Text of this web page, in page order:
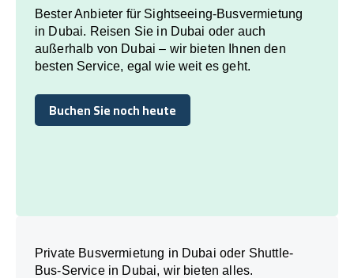
Bester Anbieter für Sightseeing-Busvermietung
in Dubai. Reisen Sie in Dubai oder auch
außerhalb von Dubai – wir bieten Ihnen den
besten Service, egal wie weit es geht.
Buchen Sie noch heute
Buchen Sie noch heute
Private Busvermietung in Dubai oder Shuttle-
Bus-Service in Dubai, wir bieten alles.